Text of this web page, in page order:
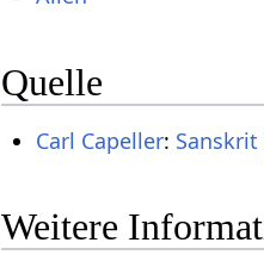
Quelle
Carl Capeller:
Weitere